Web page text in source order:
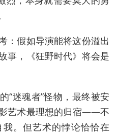
：假如导演能将这份溢出
事，《狂野时代》将会是
“迷魂者”怪物，最终被安
艺术最理想的归宿——不
。但艺术的悖论恰恰在